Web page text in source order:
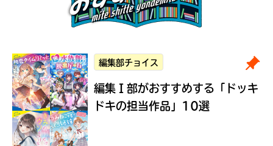
編集部チョイス
編集Ｉ部がおすすめする 「ドッキ
ドキの担当作品」10選